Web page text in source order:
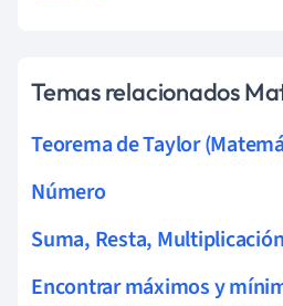
Temas relacionados
Teorema de Taylor
Número
Suma, Resta,
Encontrar máximos y